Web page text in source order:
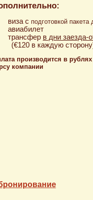
виза с подготовкой пакета
авиабилет
трансфер в дни заезда-
(€120 в каждую
производится в
компании